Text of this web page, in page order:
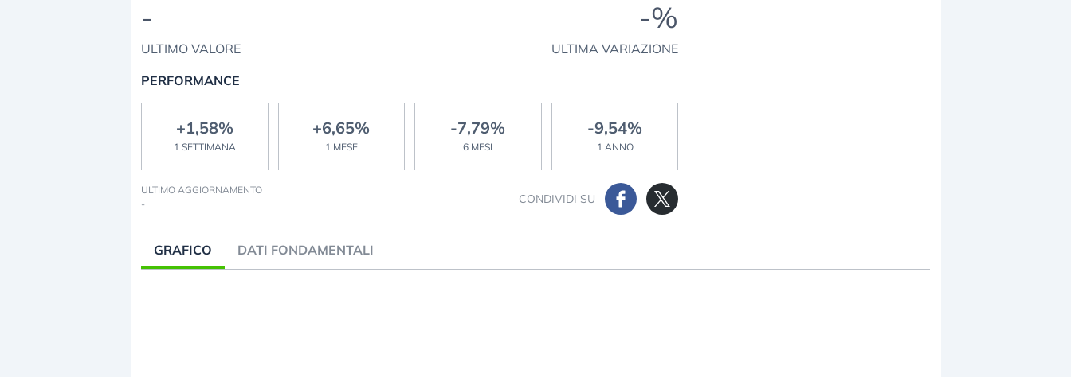
-
ULTIMO VALORE
-%
ULTIMA VARIAZIONE
PERFORMANCE
+1,58%
1 SETTIMANA
+6,65%
1 MESE
-7,79%
6 MESI
-9,54%
1 ANNO
ULTIMO AGGIORNAMENTO
-
CONDIVIDI SU
GRAFICO DATI FONDAMENTALI